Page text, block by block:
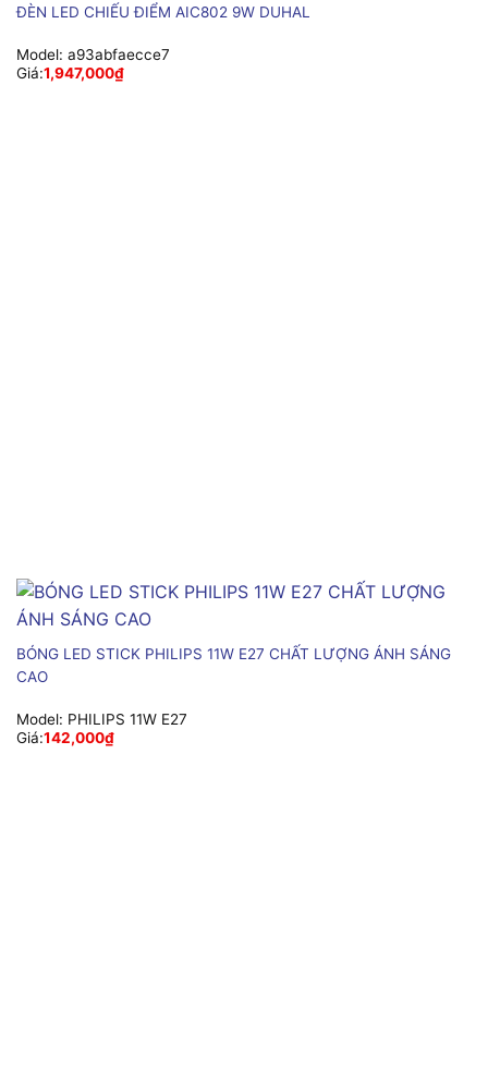
ĐÈN LED CHIẾU ĐIỂM AIC802 9W DUHAL
Model: a93abfaecce7
Giá:1,947,000₫
BÓNG LED STICK PHILIPS 11W E27 CHẤT LƯỢNG ÁNH SÁNG
CAO
Model: PHILIPS 11W E27
Giá:142,000₫